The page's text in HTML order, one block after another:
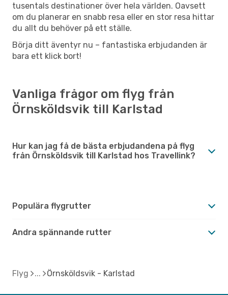
tusentals destinationer över hela världen. Oavsett
om du planerar en snabb resa eller en stor resa hittar
du allt du behöver på ett ställe.
Börja ditt äventyr nu – fantastiska erbjudanden är
bara ett klick bort!
Vanliga frågor om flyg från
Örnsköldsvik till Karlstad
Hur kan jag få de bästa erbjudandena på flyg
från Örnsköldsvik till Karlstad hos Travellink?
Populära flygrutter
Andra spännande rutter
Flyg Örnsköldsvik - Karlstad